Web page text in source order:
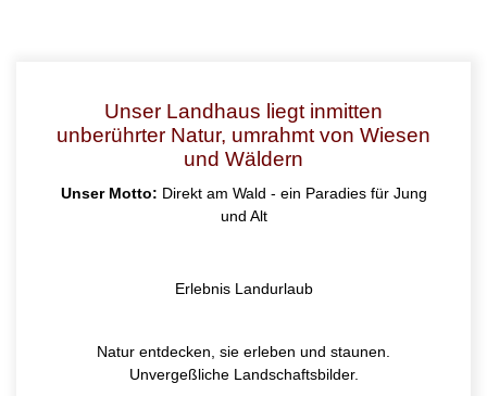
Unser Landhaus liegt inmitten
unberührter Natur, umrahmt von Wiesen
und Wäldern
Unser Motto: Direkt am Wald - ein Paradies für Jung
und Alt
Erlebnis Landurlaub
Natur entdecken, sie erleben und staunen.
Unvergeßliche Landschaftsbilder.